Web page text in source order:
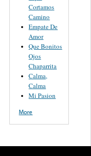
Cortamos
Camino
Empate De
Amor
Que Bonitos
Ojos
Chaparrita
Calma,
Calma
Mi Pasion
More